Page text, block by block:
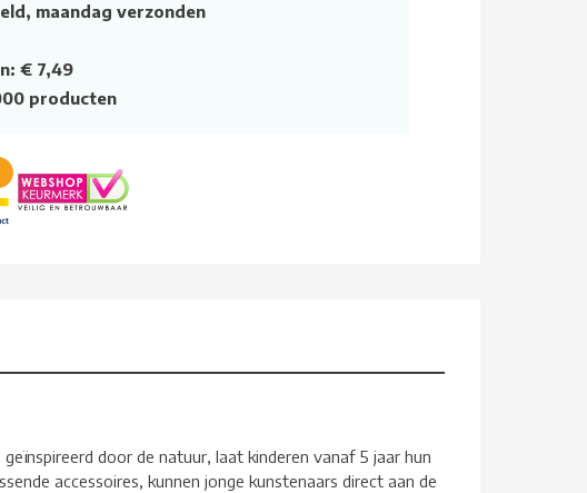
maandag verzonden
€ 7,49
producten
door de natuur, laat kinderen vanaf 5 jaar hun
accessoires, kunnen jonge kunstenaars direct aan de